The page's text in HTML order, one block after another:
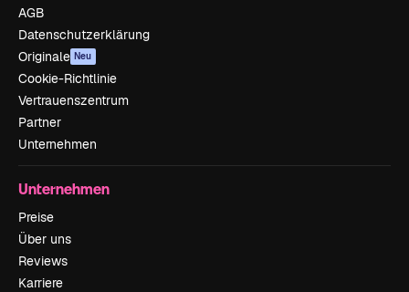
AGB
Datenschutzerklärung
Originale Neu
Cookie-Richtlinie
Vertrauenszentrum
Partner
Unternehmen
Unternehmen
Preise
Über uns
Reviews
Karriere